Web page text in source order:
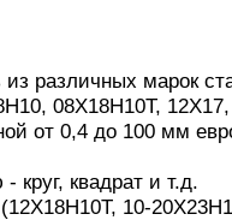
различных марок
08Х18Н10Т,
от 0,4 до 100 мм
круг, квадрат и т.д.
10-